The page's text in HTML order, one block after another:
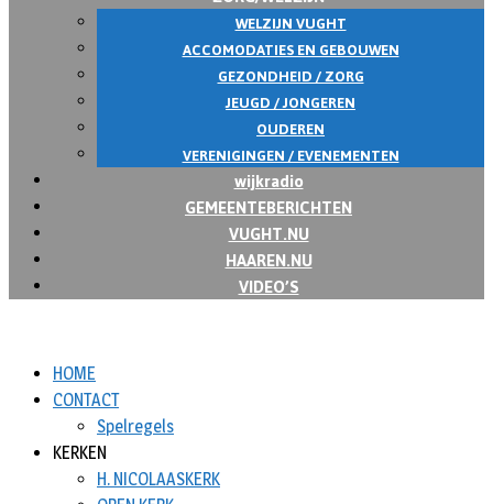
WELZIJN VUGHT
ACCOMODATIES EN GEBOUWEN
GEZONDHEID / ZORG
JEUGD / JONGEREN
OUDEREN
VERENIGINGEN / EVENEMENTEN
wijkradio
GEMEENTEBERICHTEN
VUGHT.NU
HAAREN.NU
VIDEO’S
HOME
CONTACT
Spelregels
KERKEN
H. NICOLAASKERK